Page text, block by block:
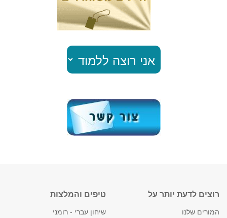
רוצים לדעת יותר על
המורים שלנו
טיפים והמלצות
שיחון עברי - רומני